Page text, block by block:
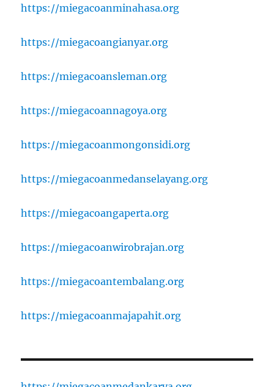
https://miegacoanminahasa.org
https://miegacoangianyar.org
https://miegacoansleman.org
https://miegacoannagoya.org
https://miegacoanmongonsidi.org
https://miegacoanmedanselayang.org
https://miegacoangaperta.org
https://miegacoanwirobrajan.org
https://miegacoantembalang.org
https://miegacoanmajapahit.org